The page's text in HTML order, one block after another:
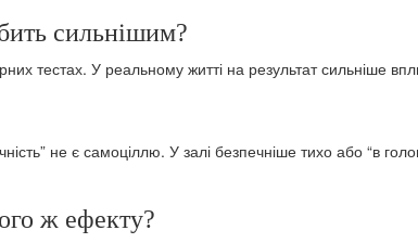
сильнішим?
тестах. У реальному житті на результат сильніше
не є самоціллю. У залі безпечніше тихо або “в
ж ефекту?